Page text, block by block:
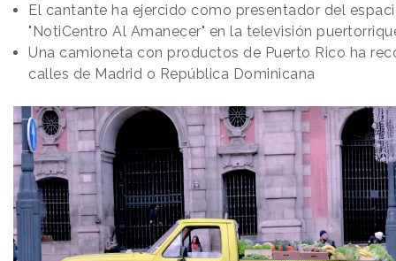
El cantante ha ejercido como presentador del
"NotiCentro Al Amanecer" en la televisión
Una camioneta con productos de Puerto Rico ha
calles de Madrid o República Dominicana